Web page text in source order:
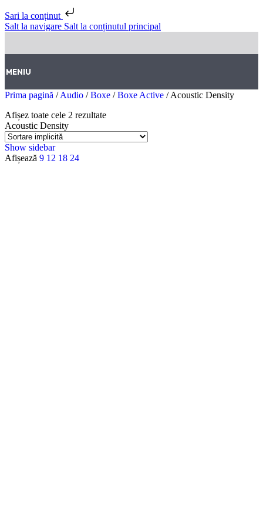
Sari la conținut
Salt la navigare Salt la conținutul principal
MENIU
Prima pagină / Audio / Boxe / Boxe Active / Acoustic Density
Afișez toate cele 2 rezultate
Acoustic Density
Show sidebar
Afișează 9 12 18 24